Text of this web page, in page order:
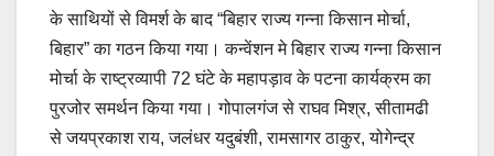
के साथियों से विमर्श के बाद “बिहार राज्य गन्ना किसान मोर्चा,
बिहार” का गठन किया गया। कन्वेंशन मे बिहार राज्य गन्ना किसान
मोर्चा के राष्ट्रव्यापी 72 घंटे के महापड़ाव के पटना कार्यक्रम का
पुरजोर समर्थन किया गया। गोपालगंज से राघव मिश्र, सीतामढी
से जयप्रकाश राय, जलंधर यदुबंशी, रामसागर ठाकुर, योगेन्द्र